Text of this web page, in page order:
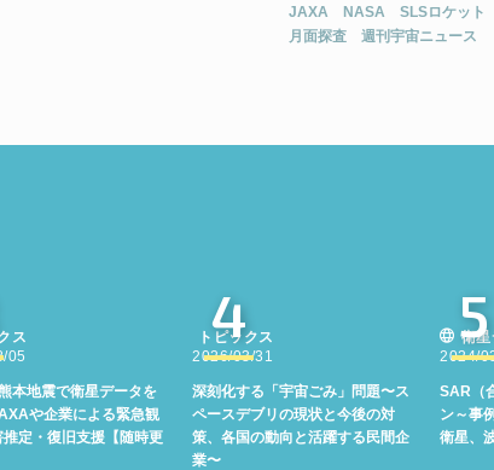
JAXA NASA SLSロケット
月面探査
週刊宇宙ニュース
ス
05
本地震で衛星データを
や企業による緊急観
定・復旧支援【随時更
4
トピックス
2026/03/31
深刻化する「宇宙ごみ」問題〜ス
ペースデブリの現状と今後の対
策、各国の動向と活躍する民間企
業〜
5
衛星
2024/
SAR（
ン～事
衛星、